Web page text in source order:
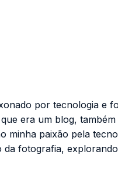
por tecnologia e
era um blog,
paixão pela
fotografia,